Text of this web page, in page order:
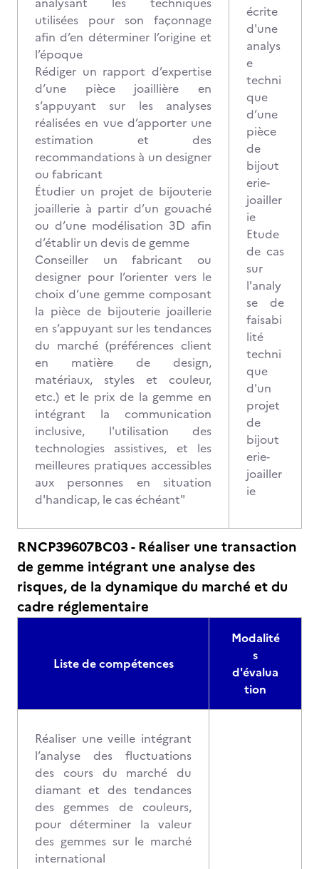
utilisées pour son façonnage
afin d’en déterminer l’origine et
l’époque
Rédiger un rapport d’expertise
d’une pièce joaillière en
s’appuyant sur les analyses
réalisées en vue d’apporter une
estimation et des
recommandations à un designer
ou fabricant
Étudier un projet de bijouterie
joaillerie à partir d’un gouaché
ou d’une modélisation 3D afin
d’établir un devis de gemme
Conseiller un fabricant ou
designer pour l’orienter vers le
choix d’une gemme composant
la pièce de bijouterie joaillerie
en s’appuyant sur les tendances
du marché (préférences client
en matière de design,
matériaux, styles et couleur,
etc.) et le prix de la gemme en
intégrant la communication
inclusive, l'utilisation des
technologies assistives, et les
meilleures pratiques accessibles
aux personnes en situation
d'handicap, le cas échéant"
écrite
d'une
analys
e
techni
que
d’une
pièce
de
bijout
erie-
joailler
ie
Etude
de cas
sur
l'analy
se de
faisabi
lité
techni
que
d'un
projet
de
bijout
erie-
joailler
ie
RNCP39607BC03 - Réaliser une transaction
de gemme intégrant une analyse des
risques, de la dynamique du marché et du
cadre réglementaire
Liste de compétences
Modalité
s
d'évalua
tion
Réaliser une veille intégrant
l’analyse des fluctuations
des cours du marché du
diamant et des tendances
des gemmes de couleurs,
pour déterminer la valeur
des gemmes sur le marché
international